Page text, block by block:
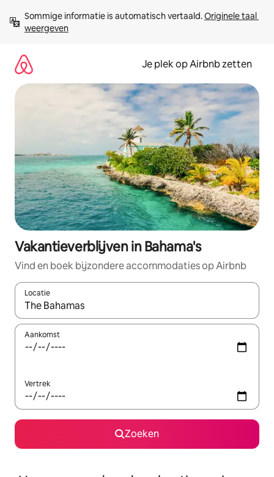
direct
naar
Sommige informatie is automatisch vertaald. Originele taal
weergeven
Je plek op Airbnb zetten
Vakantieverblijven in Bahama's
Vind en boek bijzondere accommodaties op Airbnb
Locatie
Wanneer er resultaten beschikbaar zijn, maak je een keuze
Aankomst
Vertrek
Zoeken